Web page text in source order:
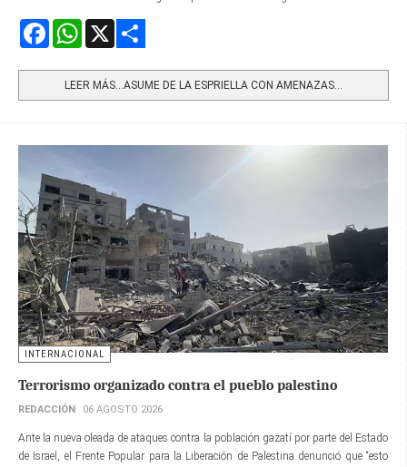
FacebookWhatsApp
LEER MÁS…ASUME DE LA ESPRIELLA CON AMENAZAS...
INTERNACIONAL
Terrorismo organizado contra el pueblo palestino
REDACCIÓN 06 AGOSTO 2026
Ante la nueva oleada de ataques contra la población gazatí por parte del Estado
de Israel, el Frente Popular para la Liberación de Palestina denunció que “esto